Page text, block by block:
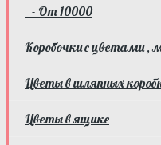
- От 10000
Коробочки с цветами ,
Цветы в шляпных
Цветы в ящике